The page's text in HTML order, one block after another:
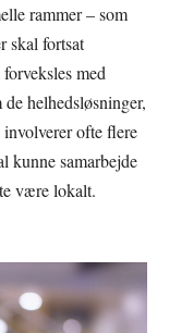
rammer – som
skal fortsat
med
helhedsløsninger,
involverer ofte flere
kunne samarbejde
være lokalt.